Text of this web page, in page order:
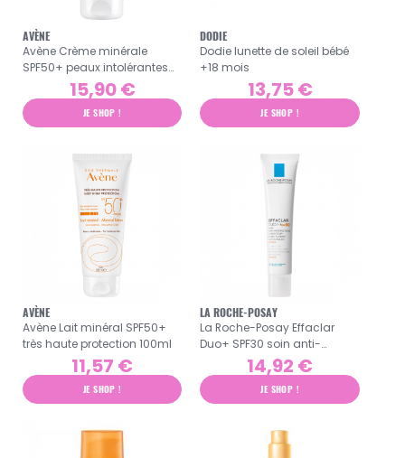
AVÈNE
Avène Crème minérale
SPF50+ peaux intolérantes
15,90 €
JE SHOP !
DODIE
Dodie lunette de soleil bébé
+18 mois
13,75 €
JE SHOP !
AVÈNE
Avène Lait minéral SPF50+
très haute protection 100ml
11,57 €
JE SHOP !
LA ROCHE-POSAY
La Roche-Posay Effaclar
Duo+ SPF30 soin anti-
imperfections 40ml
14,92 €
JE SHOP !